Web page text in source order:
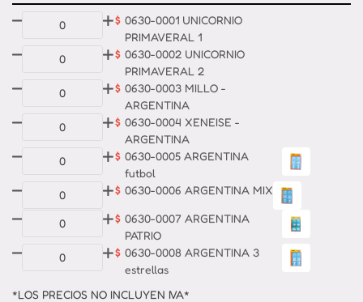
$ 0630-0001 UNICORNIO
PRIMAVERAL 1
$ 0630-0002 UNICORNIO
PRIMAVERAL 2
$ 0630-0003 MILLO -
ARGENTINA
$ 0630-0004 XENEISE -
ARGENTINA
$ 0630-0005 ARGENTINA
futbol
$ 0630-0006 ARGENTINA MIX
$ 0630-0007 ARGENTINA
PATRIO
$ 0630-0008 ARGENTINA 3
estrellas
*LOS PRECIOS NO INCLUYEN IVA*